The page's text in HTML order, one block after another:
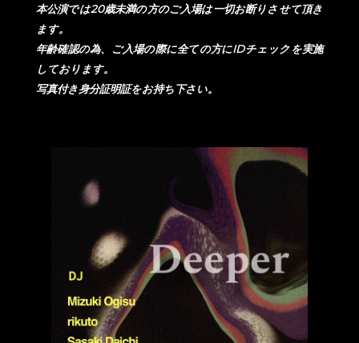
本公演では20歳未満の方のご入場は一切お断りさせて頂き
ます。
年齢確認の為、ご入場の際に全ての方にIDチェックを実施
しております。
写真付き身分証明証をお持ち下さい。